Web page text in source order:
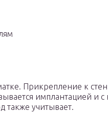
Прикрепление к
имплантацией и с
также учитывает.